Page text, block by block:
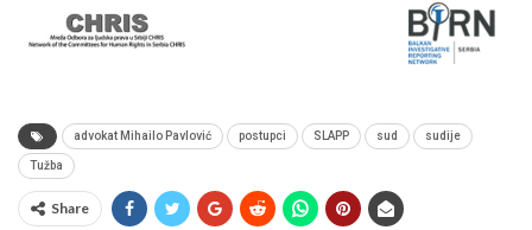
advokat Mihailo Pavlović postupci SLAPP sud sudije
Tužba
Share